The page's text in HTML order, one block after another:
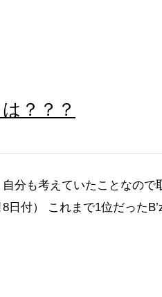
？？？
分も考えていたことなの
日付） これまで1位だった